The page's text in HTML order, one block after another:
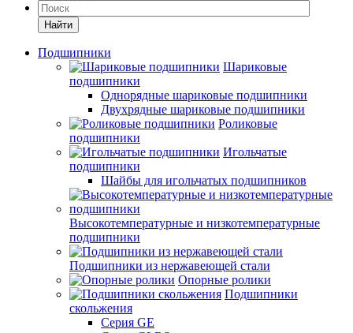
Найти
Подшипники
Шариковые
подшипники
Однорядные шариковые подшипники
Двухрядные шариковые подшипники
Роликовые
подшипники
Игольчатые
подшипники
Шайбы для игольчатых подшипников
Высокотемпературные и низкотемпературные
подшипники
Подшипники из нержавеющей стали
Опорные ролики
Подшипники
скольжения
Серия GE